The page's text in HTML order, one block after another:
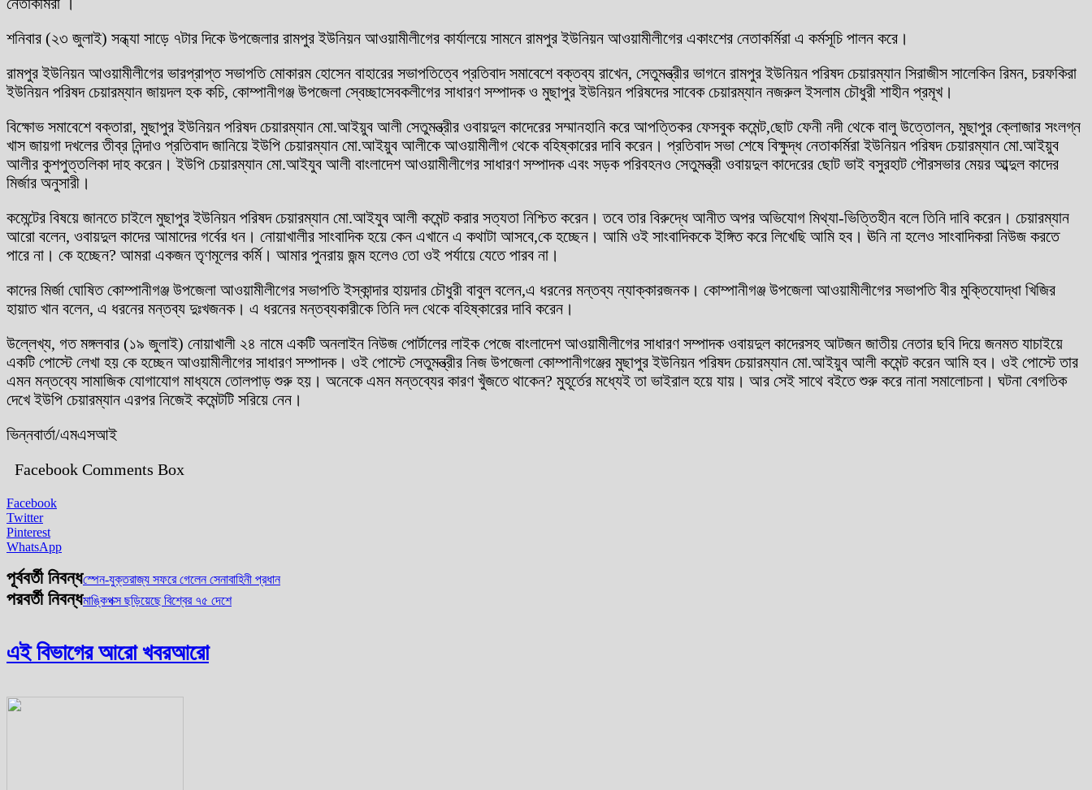
শনিবার (২৩ জুলাই) সন্ধ্যা সাড়ে ৭টার দিকে উপজেলার রামপুর ইউনিয়ন আওয়ামীলীগের কার্যালয়ে সামনে রামপুর ইউনিয়ন আওয়ামীলীগের একাংশের নেতাকর্মিরা এ কর্মসূচি পালন করে।
রামপুর ইউনিয়ন আওয়ামীলীগের ভারপ্রাপ্ত সভাপতি মোকারম হোসেন বাহারের সভাপতিত্বে প্রতিবাদ সমাবেশে বক্তব্য রাখেন, সেতুমন্ত্রীর ভাগনে রামপুর ইউনিয়ন পরিষদ চেয়ারম্যান সিরাজীস সালেকিন রিমন, চরফকিরা
ইউনিয়ন পরিষদ চেয়ারম্যান জায়দল হক কচি, কোম্পানীগঞ্জ উপজেলা স্বেচ্ছাসেবকলীগের সাধারণ সম্পাদক ও মুছাপুর ইউনিয়ন পরিষদের সাবেক চেয়ারম্যান নজরুল ইসলাম চৌধুরী শাহীন প্রমূখ।
বিক্ষোভ সমাবেশে বক্তারা, মুছাপুর ইউনিয়ন পরিষদ চেয়ারম্যান মো.আইয়ুব আলী সেতুমন্ত্রীর ওবায়দুল কাদেরের সম্মানহানি করে আপত্তিকর ফেসবুক কমেন্ট,ছোট ফেনী নদী থেকে বালু উত্তোলন, মুছাপুর ক্লোজার সংলগ্ন
খাস জায়গা দখলের তীব্র নিন্দাও প্রতিবাদ জানিয়ে ইউপি চেয়ারম্যান মো.আইয়ুব আলীকে আওয়ামীলীগ থেকে বহিষ্কারের দাবি করেন। প্রতিবাদ সভা শেষে বিক্ষুদ্ধ নেতাকর্মিরা ইউনিয়ন পরিষদ চেয়ারম্যান মো.আইয়ুব
আলীর কুশপুত্তলিকা দাহ করেন। ইউপি চেয়ারম্যান মো.আইযুব আলী বাংলাদেশ আওয়ামীলীগের সাধারণ সম্পাদক এবং সড়ক পরিবহনও সেতুমন্ত্রী ওবায়দুল কাদেরের ছোট ভাই বসুরহাট পৌরসভার মেয়র আব্দুল কাদের
মির্জার অনুসারী।
কমেন্টের বিষয়ে জানতে চাইলে মুছাপুর ইউনিয়ন পরিষদ চেয়ারম্যান মো.আইযুব আলী কমেন্ট করার সত্যতা নিশ্চিত করেন। তবে তার বিরুদ্ধে আনীত অপর অভিযোগ মিথ্যা-ভিত্তিহীন বলে তিনি দাবি করেন। চেয়ারম্যান
আরো বলেন, ওবায়দুল কাদের আমাদের গর্বের ধন। নোয়াখালীর সাংবাদিক হয়ে কেন এখানে এ কথাটা আসবে,কে হচ্ছেন। আমি ওই সাংবাদিককে ইঙ্গিত করে লিখেছি আমি হব। ঊনি না হলেও সাংবাদিকরা নিউজ করতে
পারে না। কে হচ্ছেন? আমরা একজন তৃণমূলের কর্মি। আমার পুনরায় জন্ম হলেও তো ওই পর্যায়ে যেতে পারব না।
কাদের মির্জা ঘোষিত কোম্পানীগঞ্জ উপজেলা আওয়ামীলীগের সভাপতি ইস্কান্দার হায়দার চৌধুরী বাবুল বলেন,এ ধরনের মন্তব্য ন্যাক্কারজনক। কোম্পানীগঞ্জ উপজেলা আওয়ামীলীগের সভাপতি বীর মুক্তিযোদ্ধা খিজির
হায়াত খান বলেন, এ ধরনের মন্তব্য দুঃখজনক। এ ধরনের মন্তব্যকারীকে তিনি দল থেকে বহিষ্কারের দাবি করেন।
উল্লেখ্য, গত মঙ্গলবার (১৯ জুলাই) নোয়াখালী ২৪ নামে একটি অনলাইন নিউজ পোর্টালের লাইক পেজে বাংলাদেশ আওয়ামীলীগের সাধারণ সম্পাদক ওবায়দুল কাদেরসহ আটজন জাতীয় নেতার ছবি দিয়ে জনমত যাচাইয়ে
একটি পোস্টে লেখা হয় কে হচ্ছেন আওয়ামীলীগের সাধারণ সম্পাদক। ওই পোস্টে সেতুমন্ত্রীর নিজ উপজেলা কোম্পানীগঞ্জের মুছাপুর ইউনিয়ন পরিষদ চেয়ারম্যান মো.আইয়ুব আলী কমেন্ট করেন আমি হব। ওই পোস্টে তার
এমন মন্তব্যে সামাজিক যোগাযোগ মাধ্যমে তোলপাড় শুরু হয়। অনেকে এমন মন্তব্যের কারণ খুঁজতে থাকেন? মুহূর্তের মধ্যেই তা ভাইরাল হয়ে যায়। আর সেই সাথে বইতে শুরু করে নানা সমালোচনা। ঘটনা বেগতিক
দেখে ইউপি চেয়ারম্যান এরপর নিজেই কমেন্টটি সরিয়ে নেন।
ভিন্নবার্তা/এমএসআই
Facebook Comments Box
Facebook
Twitter
Pinterest
WhatsApp
পূর্ববর্তী নিবন্ধস্পেন-যুক্তরাজ্য সফরে গেলেন সেনাবাহিনী প্রধান
পরবর্তী নিবন্ধমাঙ্কিপক্স ছড়িয়েছে বিশ্বের ৭৫ দেশে
এই বিভাগের আরো খবরআরো